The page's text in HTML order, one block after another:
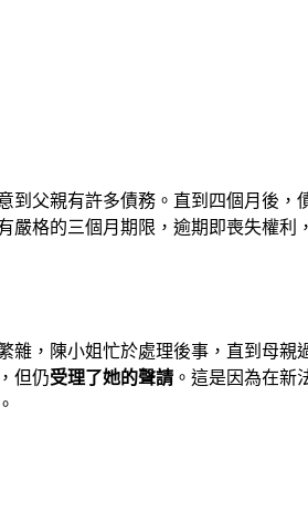
到父親有許多債務。直到四個月後
格的三個月期限，逾期即喪失權
雜，陳小姐忙於處理後事，直到母
但仍受理了她的聲請 。這是因為在新